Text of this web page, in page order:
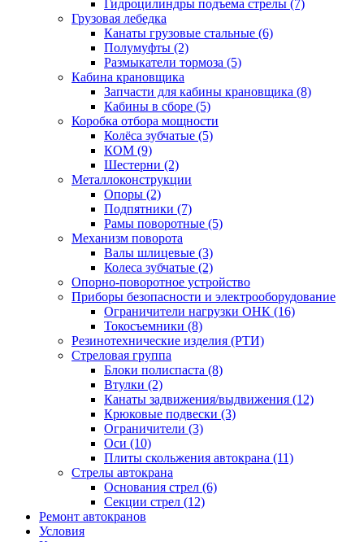
Гидроцилиндры подъема стрелы (7)
Грузовая лебедка
Канаты грузовые стальные (6)
Полумуфты (2)
Размыкатели тормоза (5)
Кабина крановщика
Запчасти для кабины крановщика (8)
Кабины в сборе (5)
Коробка отбора мощности
Колёса зубчатые (5)
КОМ (9)
Шестерни (2)
Металлоконструкции
Опоры (2)
Подпятники (7)
Рамы поворотные (5)
Механизм поворота
Валы шлицевые (3)
Колеса зубчатые (2)
Опорно-поворотное устройство
Приборы безопасности и электрооборудование
Ограничители нагрузки ОНК (16)
Токосъемники (8)
Резинотехнические изделия (РТИ)
Стреловая группа
Блоки полиспаста (8)
Втулки (2)
Канаты задвижения/выдвижения (12)
Крюковые подвески (3)
Ограничители (3)
Оси (10)
Плиты скольжения автокрана (11)
Стрелы автокрана
Основания стрел (6)
Секции стрел (12)
Ремонт автокранов
Условия